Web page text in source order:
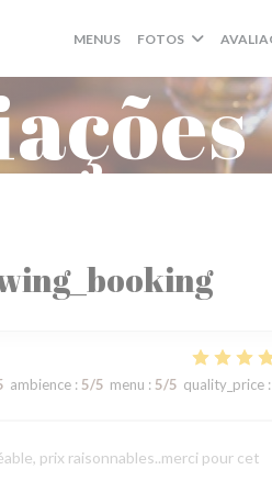
MENUS FOTOS
ambience: 5/5 menu : 5/5 quality_price:
prix raisonnables..merci pour cet